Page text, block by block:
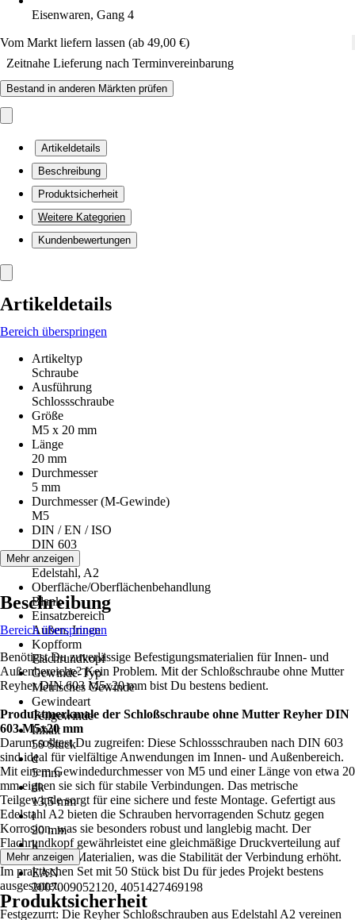
Eisenwaren, Gang 4
Vom Markt liefern lassen (ab 49,00 €)
Zeitnahe Lieferung nach Terminvereinbarung
Bestand in anderen Märkten prüfen
Artikeldetails
Beschreibung
Produktsicherheit
Weitere Kategorien
Kundenbewertungen
Artikeldetails
Bereich überspringen
Artikeltyp
Schraube
Ausführung
Schlossschraube
Größe
M5 x 20 mm
Länge
20 mm
Durchmesser
5 mm
Durchmesser (M-Gewinde)
M5
DIN / EN / ISO
DIN 603
Material
Edelstahl, A2
Oberfläche/Oberflächenbehandlung
Blank
Einsatzbereich
Außen, Innen
Kopfform
Flachrundkopf
Gewinde-Typ
Metrisches Gewinde
Gewindeart
Teilgewinde
Inhalt
50 Stück
d
5 mm
dk
13,5 mm
l
20 mm
k
3,3 mm
EAN
2007009052120, 4051427469198
Mehr anzeigen
Beschreibung
Bereich überspringen
Benötigst Du zuverlässige Befestigungsmaterialien für Innen- und
Außenbereiche? Kein Problem. Mit der Schloßschraube ohne Mutter
Reyher DIN 603 M5x20 mm bist Du bestens bedient.
Produktmerkmale der Schloßschraube ohne Mutter Reyher DIN
603 M5x20 mm
Darum solltest Du zugreifen: Diese Schlossschrauben nach DIN 603
sind ideal für vielfältige Anwendungen im Innen- und Außenbereich.
Mit einem Gewindedurchmesser von M5 und einer Länge von etwa 20
mm eignen sie sich für stabile Verbindungen. Das metrische
Teilgewinde sorgt für eine sichere und feste Montage. Gefertigt aus
Edelstahl A2 bieten die Schrauben hervorragenden Schutz gegen
Korrosion, was sie besonders robust und langlebig macht. Der
Flachrundkopf gewährleistet eine gleichmäßige Druckverteilung auf
die befestigten Materialien, was die Stabilität der Verbindung erhöht.
Im praktischen Set mit 50 Stück bist Du für jedes Projekt bestens
ausgestattet.
Festgezurrt: Die Reyher Schloßschrauben aus Edelstahl A2 vereinen
Mehr anzeigen
Produktsicherheit